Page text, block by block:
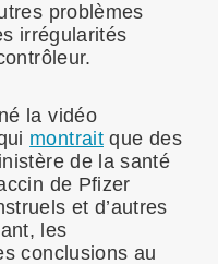
problèmes
irrégularités
la vidéo
montraitque des
de la santé
de Pfizer
et d’autres
les
conclusions au